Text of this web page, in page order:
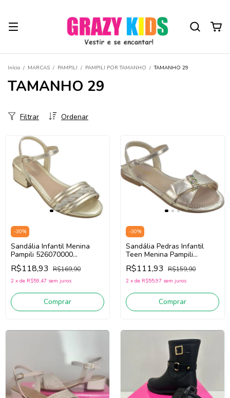
Início / MARCAS / PAMPILI / PAMPILI POR TAMANHO / TAMANHO 29
TAMANHO 29
Ordenar
Filtrar
-30%
Sandália Infantil Menina
Pampili 526070000
(Dourado)
R$118,93 R$169,90
2 x de R$59,47 sem juros
Comprar
-30%
Sandália Pedras Infantil
Teen Menina Pampili
409351000 (Dourado)
R$111,93 R$159,90
2 x de R$55,97 sem juros
Comprar